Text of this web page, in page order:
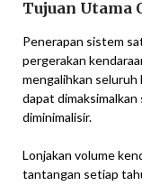
Tujuan Utama
Penerapan sistem
pergerakan
mengalihkan seluruh
dapat
diminimalisir.
Lonjakan volume
tantangan setiap